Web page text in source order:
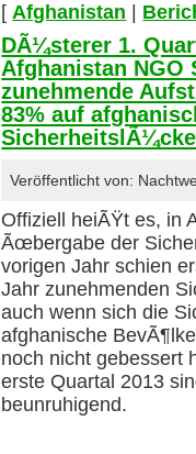
[Afghanistan
DÃ¼sterer 1.
Afghanistan NGO
zunehmende
83% auf
Veröffentlicht von:
Offiziell heiÃŸt es, in
Ãœbergabe der
vorigen Jahr schien
Jahr zunehmenden
auch wenn sich die
afghanische
noch nicht gebessert
erste Quartal 2013
beunruhigend.